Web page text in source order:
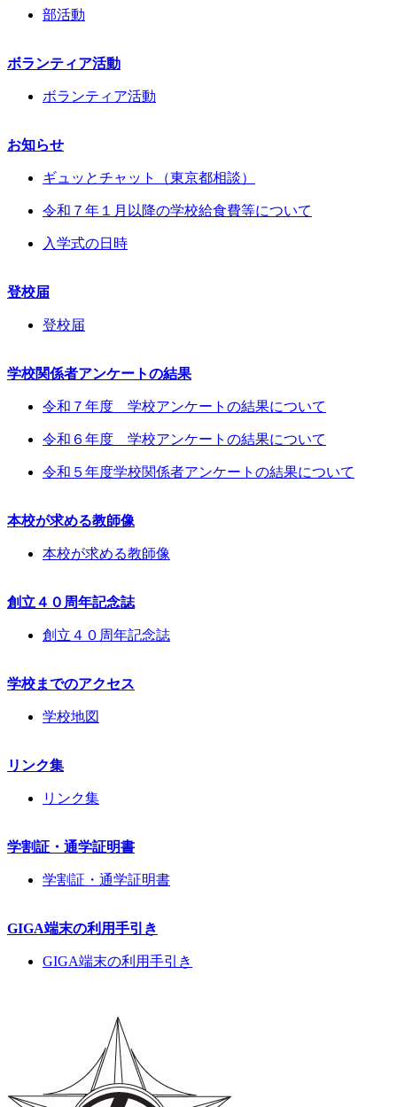
部活動
ボランティア活動
ボランティア活動
お知らせ
ギュッとチャット（東京都相談）
令和７年１月以降の学校給食費等について
入学式の日時
登校届
登校届
学校関係者アンケートの結果
令和７年度 学校アンケートの結果について
令和６年度 学校アンケートの結果について
令和５年度学校関係者アンケートの結果について
本校が求める教師像
本校が求める教師像
創立４０周年記念誌
創立４０周年記念誌
学校までのアクセス
学校地図
リンク集
リンク集
学割証・通学証明書
学割証・通学証明書
GIGA端末の利用手引き
GIGA端末の利用手引き